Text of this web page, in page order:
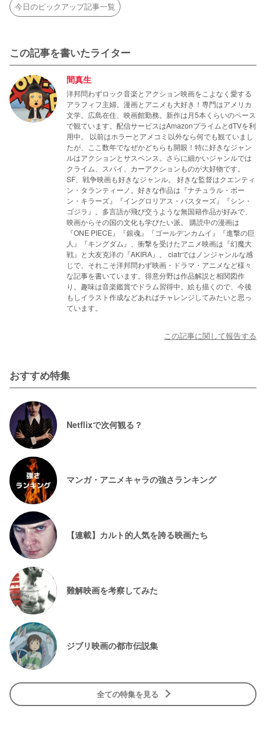
今日のピックアップ記事一覧
この記事を書いたライター
間真生
洋邦問わずロック音楽とアクション映画をこよなく愛する
アラフィフ主婦。漫画とアニメも大好き！専門はアメリカ
文学。広島在住、映画館勤務。新作は月5本くらいのペース
で観ています。配信サービスはAmazonプライムとdTVを利
用中。 以前はホラーとアメコミ以外なら何でも観ていまし
たが、ここ数年でなぜかどちらも開眼！特に好きなジャン
ルはアクションとサスペンス。さらに細かいジャンルでは
クライム、スパイ、カーアクションものが大好物です。
SF、戦争映画も好きなジャンル。 好きな監督はクエンティ
ン・タランティーノ。好きな作品は『ナチュラル・ボー
ン・キラーズ』『イングロリアス・バスターズ』『シン・
ゴジラ』。多言語が飛び交うような無国籍作品が好みで、
映画からその国の文化も学びたい派。 購読中の漫画は
『ONE PIECE』『銀魂』『ゴールデンカムイ』『進撃の巨
人』『キングダム』、衝撃を受けたアニメ映画は『幻魔大
戦』と大友克洋の『AKIRA』。 ciatrではノンジャンルな感
じで、それこそ洋邦問わず映画・ドラマ・アニメなど様々
な記事を書いています。得意分野は作品解説と相関図作
り。趣味は音楽鑑賞でドラム習得中。絵も描くので、今後
もしイラスト作成などあればチャレンジしてみたいと思っ
ています。
この記事に関して報告する
おすすめ特集
Netflixで次何観る？
マンガ・アニメキャラの強さランキング
【連載】カルト的人気を誇る映画たち
難解映画を考察してみた
ジブリ映画の都市伝説集
全ての特集を見る